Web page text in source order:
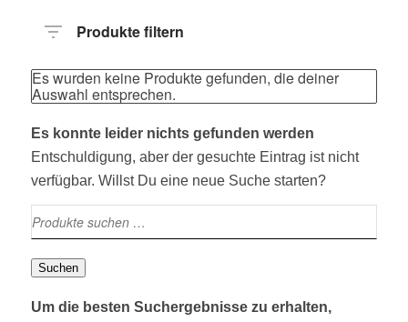
Produkte filtern
Es wurden keine Produkte gefunden, die deiner
Auswahl entsprechen.
Es konnte leider nichts gefunden werden
Entschuldigung, aber der gesuchte Eintrag ist nicht
verfügbar. Willst Du eine neue Suche starten?
Suchen
Um die besten Suchergebnisse zu erhalten,